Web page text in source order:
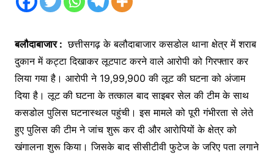
बलौदाबाजार : छत्तीसगढ़ के बलौदाबाजार कसडोल थाना क्षेत्र में शराब
दुकान में कट्टा दिखाकर लूटपाट करने वाले आरोपी को गिरफ्तार कर
लिया गया है। आरोपी ने 19,99,900 की लूट की घटना को अंजाम
दिया है। लूट की घटना के तत्काल बाद साइबर सेल की टीम के साथ
कसडोल पुलिस घटनास्थल पहुंची। इस मामले को पूरी गंभीरता से लेते
हुए पुलिस की टीम ने जांच शुरू कर दी और आरोपियों के क्षेत्र को
खंगालना शुरू किया। जिसके बाद सीसीटीवी फुटेज के जरिए पता लगाने